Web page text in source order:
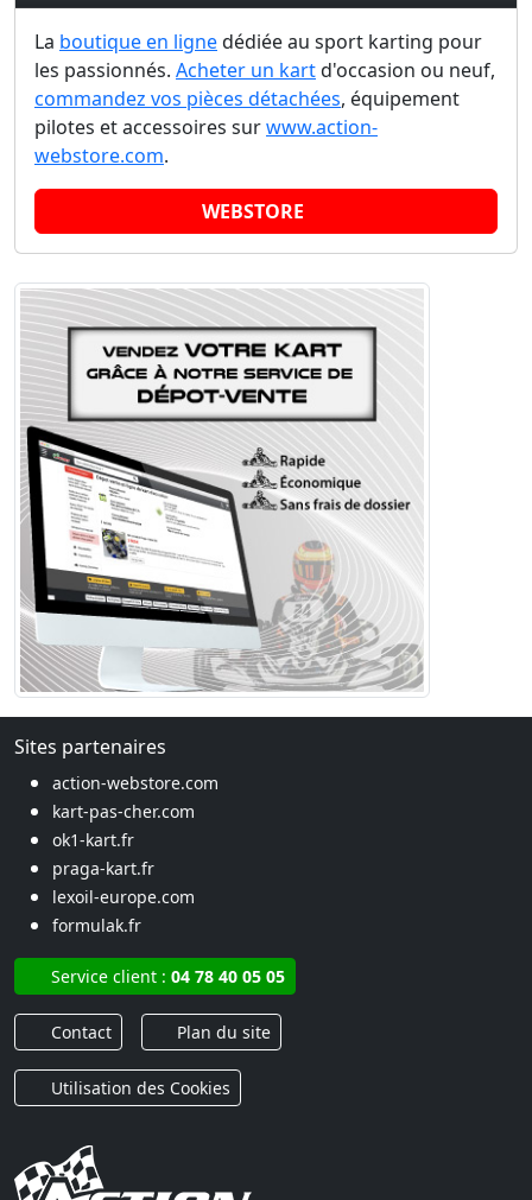
La boutique en lignedédiée au sport karting pour
les passionnés. Acheter un kartd'occasion ou neuf,
commandez vos pièces détachées, équipement
pilotes et accessoires surwww.action-
webstore.com.
WEBSTORE
Sites partenaires
action-webstore.com
kart-pas-cher.com
ok1-kart.fr
praga-kart.fr
lexoil-europe.com
formulak.fr
Service client : 04 78 40 05 05
Contact Plan du site
Utilisation des Cookies